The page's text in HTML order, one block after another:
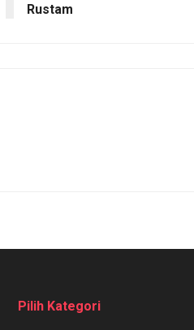
Rustam
Pilih Kategori